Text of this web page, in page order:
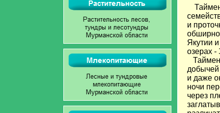
и
Якутии
озерах -
добычей
и даже
ночи
через